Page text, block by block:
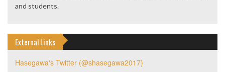
and students.
External Links
Hasegawa's Twitter (@shasegawa2017)